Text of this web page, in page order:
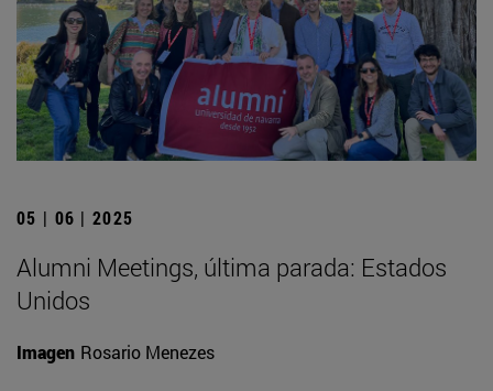
05 | 06 | 2025
Alumni Meetings, última parada: Estados
Unidos
Imagen Rosario Menezes